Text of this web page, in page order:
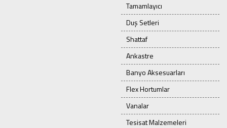
Tamamlayıcı
Duş Setleri
Shattaf
Ankastre
Banyo Aksesuarları
Flex Hortumlar
Vanalar
Tesisat Malzemeleri